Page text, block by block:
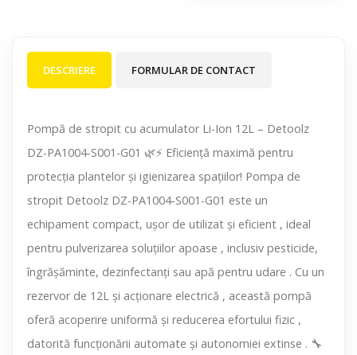
DESCRIERE FORMULAR DE CONTACT
Pompă de stropit cu acumulator Li-Ion 12L – Detoolz
DZ-PA1004-S001-G01 🌿⚡ Eficiență maximă pentru
protecția plantelor și igienizarea spațiilor! Pompa de
stropit Detoolz DZ-PA1004-S001-G01 este un
echipament compact, ușor de utilizat și eficient , ideal
pentru pulverizarea soluțiilor apoase , inclusiv pesticide,
îngrășăminte, dezinfectanți sau apă pentru udare . Cu un
rezervor de 12L și acționare electrică , această pompă
oferă acoperire uniformă și reducerea efortului fizic ,
datorită funcționării automate și autonomiei extinse . 🔧